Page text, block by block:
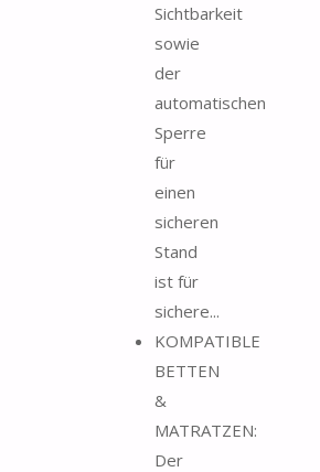
Sichtbarkeit
sowie
der
automatischen
Sperre
für
einen
sicheren
Stand
ist für
sichere...
KOMPATIBLE
BETTEN
&
MATRATZEN:
Der